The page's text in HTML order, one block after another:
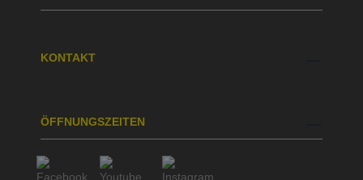
KONTAKT
ÖFFNUNGSZEITEN